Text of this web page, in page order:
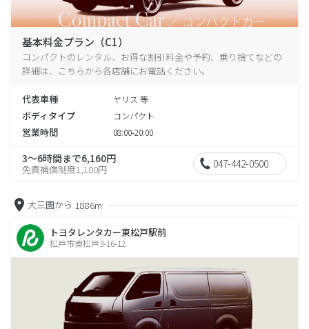
基本料金プラン（C1）
コンパクトのレンタル、お得な割引料金や予約、乗り捨てなどの
詳細は、こちらから各店舗にお電話ください。
代表車種 ヤリス 等
ボディタイプ コンパクト
営業時間 08:00-20:00
3～6時間まで6,160円
免責補償制度1,100円 047-442-0500
大三園から 1886m
トヨタレンタカー東松戸駅前
松戸市東松戸3-16-12